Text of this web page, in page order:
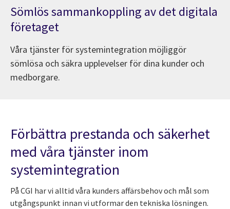
Sömlös sammankoppling av det digitala
företaget
Våra tjänster för systemintegration möjliggör
sömlösa och säkra upplevelser för dina kunder och
medborgare.
Förbättra prestanda och säkerhet
med våra tjänster inom
systemintegration
På CGI har vi alltid våra kunders affärsbehov och mål som
utgångspunkt innan vi utformar den tekniska lösningen.